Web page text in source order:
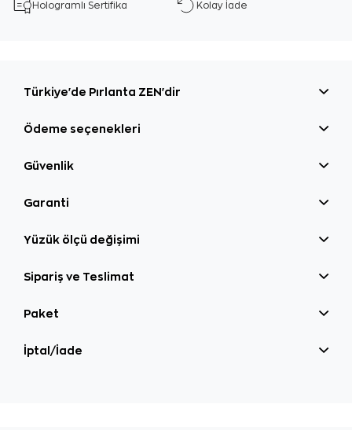
Hologramlı Sertifika Kolay İade
Türkiye'de Pırlanta ZEN'dir
Ödeme seçenekleri
Güvenlik
Garanti
Yüzük ölçü değişimi
Sipariş ve Teslimat
Paket
İptal/İade